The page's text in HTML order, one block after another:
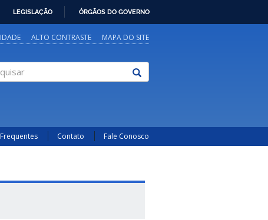
LEGISLAÇÃO ÓRGÃOS DO GOVERNO
ALTO CONTRASTE MAPA DO SITE
Contato Fale Conosco